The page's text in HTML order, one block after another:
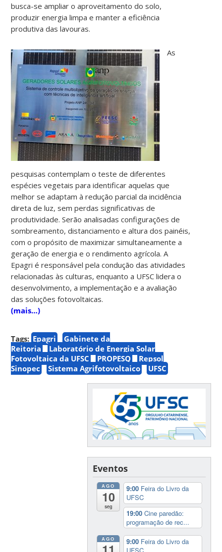
busca-se ampliar o aproveitamento do solo,
produzir energia limpa e manter a eficiência
produtiva das lavouras.
As
pesquisas contemplam o teste de diferentes
espécies vegetais para identificar aquelas que
melhor se adaptam à redução parcial da incidência
direta de luz, sem perdas significativas de
produtividade. Serão analisadas configurações de
sombreamento, distanciamento e altura dos painéis,
com o propósito de maximizar simultaneamente a
geração de energia e o rendimento agrícola. A
Epagri é responsável pela condução das atividades
relacionadas às culturas, enquanto a UFSC lidera o
desenvolvimento, a implementação e a avaliação
das soluções fotovoltaicas.
(mais…)
Tags: Epagri
Gabinete da
Reitoria
Laboratório de Energia Solar
Fotovoltaica da UFSC
PROPESQ
Repsol
Sinopec
Sistema Agrifotovoltaico UFSC
Eventos
AGO
10
seg
9:00 Feira do Livro da
UFSC
19:00Cine paredão:
programação de rec...
AGO 9:00 Feira do Livro da